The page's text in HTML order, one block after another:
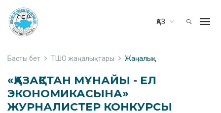
ҚАЗ
Басты бет ТШО жаңалықтары Жаңалық
«ҚАЗАҚСТАН МҰНАЙЫ - ЕЛ
ЭКОНОМИКАСЫНА»
ЖУРНАЛИСТЕР КОНКУРСЫ